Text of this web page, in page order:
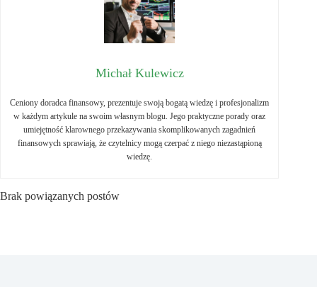
Michał Kulewicz
Ceniony doradca finansowy, prezentuje swoją bogatą wiedzę i profesjonalizm
w każdym artykule na swoim własnym blogu. Jego praktyczne porady oraz
umiejętność klarownego przekazywania skomplikowanych zagadnień
finansowych sprawiają, że czytelnicy mogą czerpać z niego niezastąpioną
wiedzę.
Brak powiązanych postów